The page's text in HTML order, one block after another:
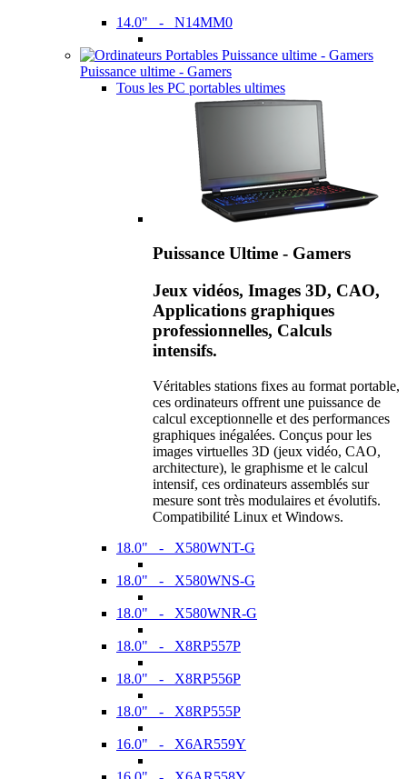
14.0" - N14MM0
Puissance ultime - Gamers
Tous les PC portables ultimes
Puissance Ultime - Gamers
Jeux vidéos, Images 3D, CAO,
Applications graphiques
professionnelles, Calculs
intensifs.
Véritables stations fixes au format portable,
ces ordinateurs offrent une puissance de
calcul exceptionnelle et des performances
graphiques inégalées. Conçus pour les
images virtuelles 3D (jeux vidéo, CAO,
architecture), le graphisme et le calcul
intensif, ces ordinateurs assemblés sur
mesure sont très modulaires et évolutifs.
Compatibilité Linux et Windows.
18.0" - X580WNT-G
18.0" - X580WNS-G
18.0" - X580WNR-G
18.0" - X8RP557P
18.0" - X8RP556P
18.0" - X8RP555P
16.0" - X6AR559Y